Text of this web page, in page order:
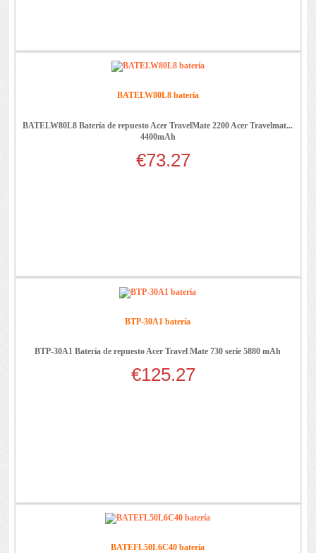
BATELW80L8 batería
BATELW80L8 Batería de repuesto Acer TravelMate 2200 Acer Travelmat...
4400mAh
€73.27
BTP-30A1 batería
BTP-30A1 Batería de repuesto Acer Travel Mate 730 serie 5880 mAh
€125.27
BATEFL50L6C40 batería